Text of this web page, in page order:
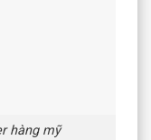
hàng mỹ